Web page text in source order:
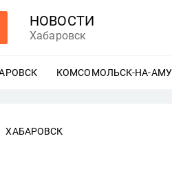
НОВОСТИ
Хабаровск
ЕЩЕ
КОМСОМОЛЬСК-НА-
ХАБАРОВСК